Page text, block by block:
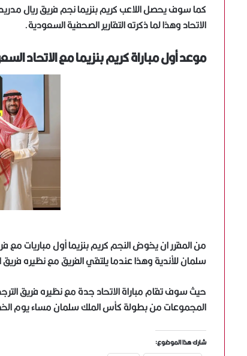
الاتحاد وهذا لما ذكرته التقارير الصحفية السعودية.
موعد أول مباراة كريم بنزيما مع الاتحاد
من المقرر ان يخوض النجم كريم بنزيما أول مباريات
سلمان للأندية وهذا عندما يلتقي الفريق مع نظيره
حيث سوف تقام مباراة الاتحاد جدة مع نظيره فريق
المجموعات من بطولة كأس الملك سلمان مساء يوم الخميس الموافق 20
شارك هذا الموضوع: